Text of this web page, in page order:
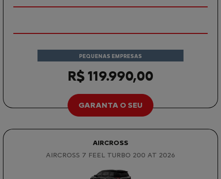
PEQUENAS EMPRESAS
R$ 119.990,00
GARANTA O SEU
AIRCROSS
AIRCROSS 7 FEEL TURBO 200 AT 2026